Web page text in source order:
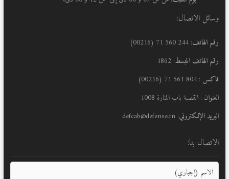
وسائل الاتصال:
رقم الهاتف: 244 560 71 (00216)
رقم الهاتف المبسط: 1862
فاكس : 804 561 71 (00216)
العنوان : القصبة باب المنارة 1008
البريد الإلكتروني: defcab@defense.tn
الاتصال بنا: